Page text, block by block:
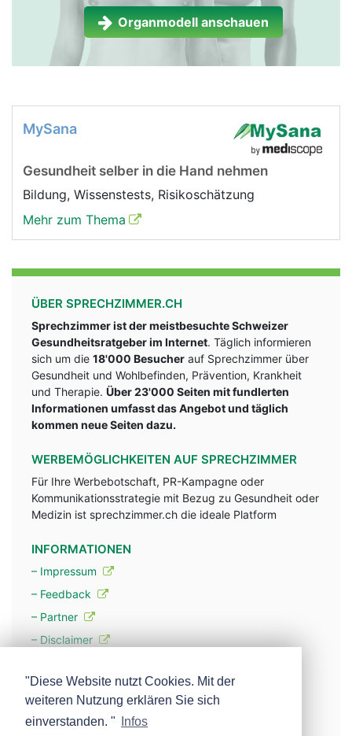
Organmodell anschauen
MySana
Gesundheit selber in die Hand nehmen
Bildung, Wissenstests, Risikoschätzung
Mehr zum Thema
ÜBER SPRECHZIMMER.CH
Sprechzimmer ist der meistbesuchte Schweizer
Gesundheitsratgeber im Internet. Täglich informieren
sich um die 18'000 Besucher auf Sprechzimmer über
Gesundheit und Wohlbefinden, Prävention, Krankheit
und Therapie. Über 23'000 Seiten mit fundlerten
Informationen umfasst das Angebot und täglich
kommen neue Seiten dazu.
WERBEMÖGLICHKEITEN AUF SPRECHZIMMER
Für Ihre Werbebotschaft, PR-Kampagne oder
Kommunikationsstrategie mit Bezug zu Gesundheit oder
Medizin ist sprechzimmer.ch die ideale Platform
INFORMATIONEN
– Impressum
– Feedback
– Partner
– Disclaimer
– Werbung
– Mehr über unsere Experten
"Diese Website nutzt Cookies. Mit der
weiteren Nutzung erklären Sie sich
einverstanden. "
Infos